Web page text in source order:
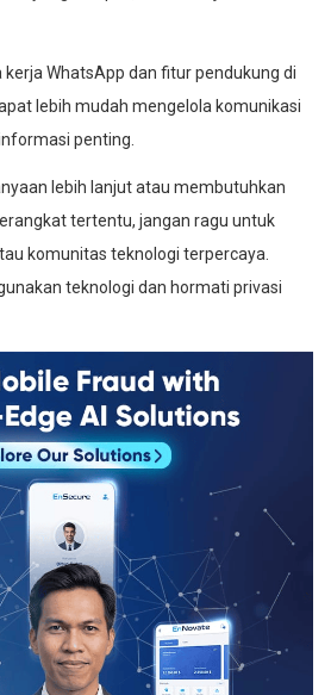
WhatsApp dan fitur pendukung di
lebih mudah mengelola komunikasi
penting.
lebih lanjut atau membutuhkan
tertentu, jangan ragu untuk
komunitas teknologi terpercaya.
teknologi dan hormati privasi